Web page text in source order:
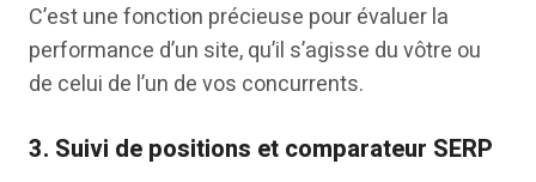
C’est une fonction précieuse pour évaluer la
performance d’un site, qu’il s’agisse du vôtre ou
de celui de l’un de vos concurrents.
3. Suivi de positions et comparateur SERP